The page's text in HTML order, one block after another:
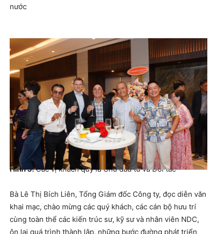
nước
Hình 3.Các vị khách quý là Chủ đầu tư và Đối tác
Bà Lê Thị Bích Liên, Tổng Giám đốc Công ty, đọc diễn văn
khai mạc, chào mừng các quý khách, các cán bộ hưu trí
cùng toàn thể các kiến trúc sư, kỹ sư và nhân viên NDC,
ôn lại quá trình thành lập, những bước đường phát triển